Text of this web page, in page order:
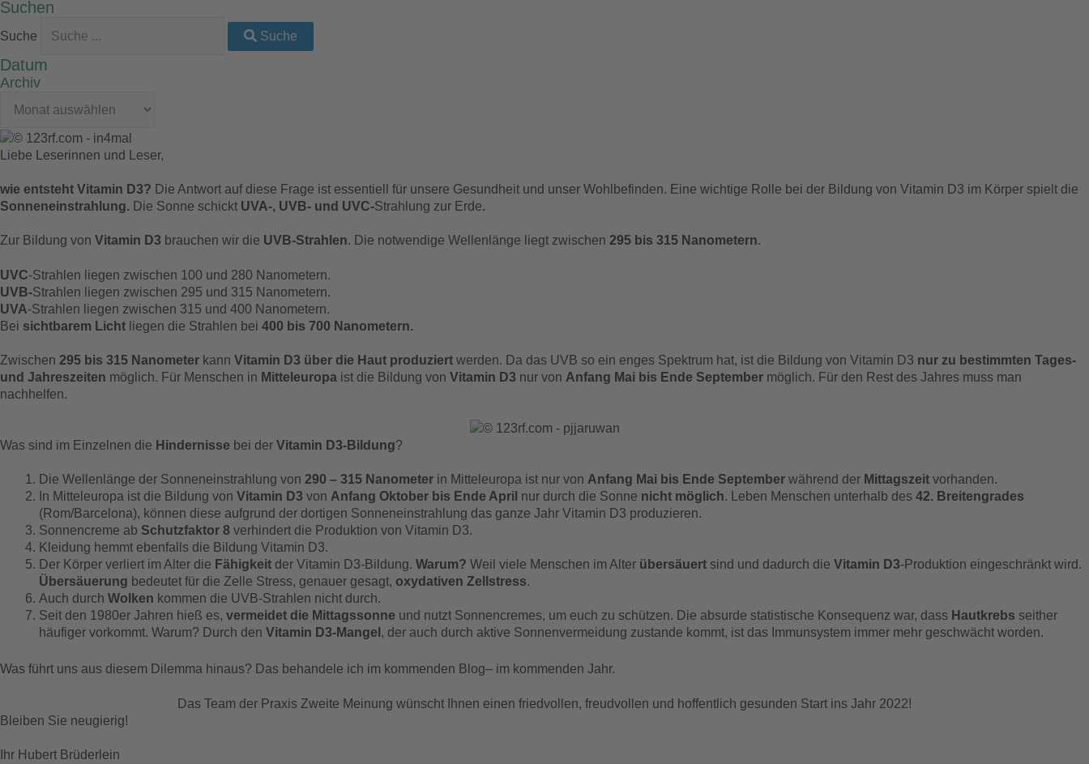
Suchen
Suche Suche
Datum
Archiv
Liebe Leserinnen und Leser,
wie entsteht Vitamin D3? Die Antwort auf diese Frage ist essentiell für unsere Gesundheit und unser Wohlbefinden. Eine wichtige Rolle bei der Bildung von Vitamin D3 im Körper spielt die
Sonneneinstrahlung. Die Sonne schickt UVA-, UVB- und UVC-Strahlung zur Erde.
Zur Bildung von Vitamin D3 brauchen wir die UVB-Strahlen. Die notwendige Wellenlänge liegt zwischen 295 bis 315 Nanometern.
UVC-Strahlen liegen zwischen 100 und 280 Nanometern.
UVB-Strahlen liegen zwischen 295 und 315 Nanometern.
UVA-Strahlen liegen zwischen 315 und 400 Nanometern.
Bei sichtbarem Licht liegen die Strahlen bei 400 bis 700 Nanometern.
Zwischen 295 bis 315 Nanometer kann Vitamin D3 über die Haut produziert werden. Da das UVB so ein enges Spektrum hat, ist die Bildung von Vitamin D3 nur zu bestimmten Tages-
und Jahreszeiten möglich. Für Menschen in Mitteleuropa ist die Bildung von Vitamin D3 nur von Anfang Mai bis Ende September möglich. Für den Rest des Jahres muss man
nachhelfen.
Was sind im Einzelnen die Hindernisse bei der Vitamin D3-Bildung?
Die Wellenlänge der Sonneneinstrahlung von 290 – 315 Nanometer in Mitteleuropa ist nur von Anfang Mai bis Ende September während der Mittagszeit vorhanden.
In Mitteleuropa ist die Bildung von Vitamin D3 von Anfang Oktober bis Ende April nur durch die Sonne nicht möglich. Leben Menschen unterhalb des 42. Breitengrades
(Rom/Barcelona), können diese aufgrund der dortigen Sonneneinstrahlung das ganze Jahr Vitamin D3 produzieren.
Sonnencreme ab Schutzfaktor 8 verhindert die Produktion von Vitamin D3.
Kleidung hemmt ebenfalls die Bildung Vitamin D3.
Der Körper verliert im Alter die Fähigkeit der Vitamin D3-Bildung. Warum? Weil viele Menschen im Alter übersäuert sind und dadurch die Vitamin D3-Produktion eingeschränkt wird.
Übersäuerung bedeutet für die Zelle Stress, genauer gesagt, oxydativen Zellstress.
Auch durch Wolken kommen die UVB-Strahlen nicht durch.
Seit den 1980er Jahren hieß es, vermeidet die Mittagssonne und nutzt Sonnencremes, um euch zu schützen. Die absurde statistische Konsequenz war, dass Hautkrebs seither
häufiger vorkommt. Warum? Durch den Vitamin D3-Mangel , der auch durch aktive Sonnenvermeidung zustande kommt, ist das Immunsystem immer mehr geschwächt worden.
Was führt uns aus diesem Dilemma hinaus? Das behandele ich im kommenden Blog– im kommenden Jahr.
Das Team der Praxis Zweite Meinung wünscht Ihnen einen friedvollen, freudvollen und hoffentlich gesunden Start ins Jahr 2022!
Bleiben Sie neugierig!
Ihr Hubert Brüderlein